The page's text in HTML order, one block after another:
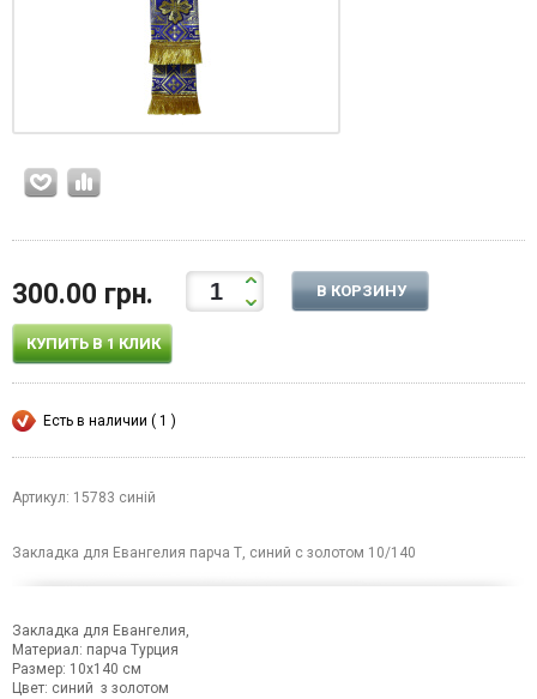
300.00 грн. В КОРЗИНУ
КУПИТЬ В 1 КЛИК
Есть в наличии ( 1 )
Артикул: 15783 синій
Закладка для Евангелия парча Т, синий с золотом 10/140
Закладка для Евангелия,
Материал: парча Турция
Размер: 10х140 см
Цвет: синий з золотом